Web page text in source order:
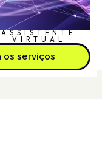
ASSISTENTE
VIRTUAL
os serviços